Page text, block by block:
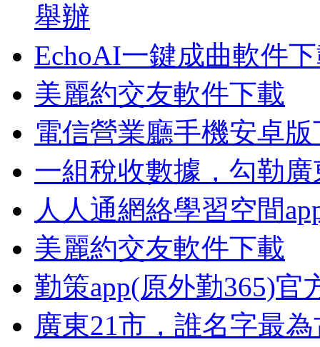
舉辦
EchoAI一鍵成曲軟件
美麗約交友軟件下載
電信營業廳手機安卓
一組稅收數據，勾勒
人人通網絡學習空間
美麗約交友軟件下載
勤策app(原外勤365)官
廣東21市，誰名字最